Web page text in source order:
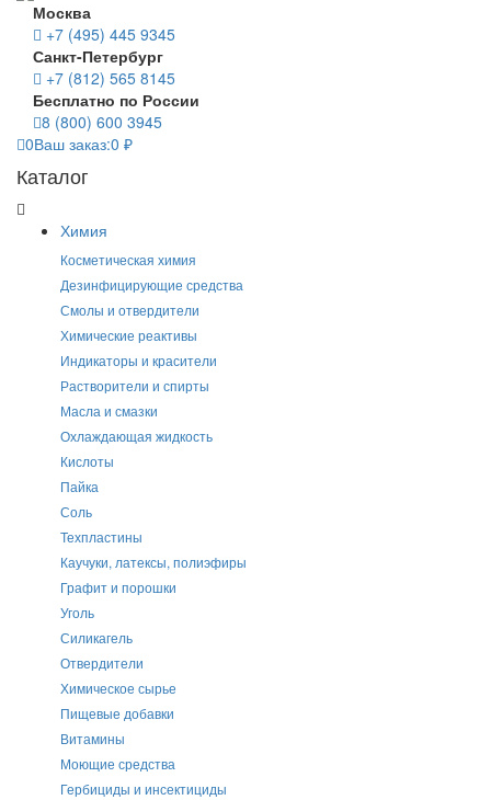
Москва
+7 (495) 445 9345
Санкт-Петербург
+7 (812) 565 8145
Бесплатно по России
8 (800) 600 3945
0Ваш заказ:0 ₽
Каталог
Химия
Косметическая химия
Дезинфицирующие средства
Смолы и отвердители
Химические реактивы
Индикаторы и красители
Растворители и спирты
Масла и смазки
Охлаждающая жидкость
Кислоты
Пайка
Соль
Техпластины
Каучуки, латексы, полиэфиры
Графит и порошки
Уголь
Силикагель
Отвердители
Химическое сырье
Пищевые добавки
Витамины
Моющие средства
Гербициды и инсектициды